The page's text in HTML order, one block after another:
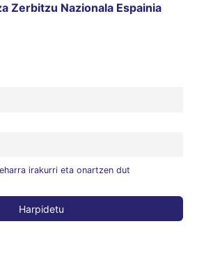
Zerbitzu Nazionala Espainia
irakurri eta onartzen dut